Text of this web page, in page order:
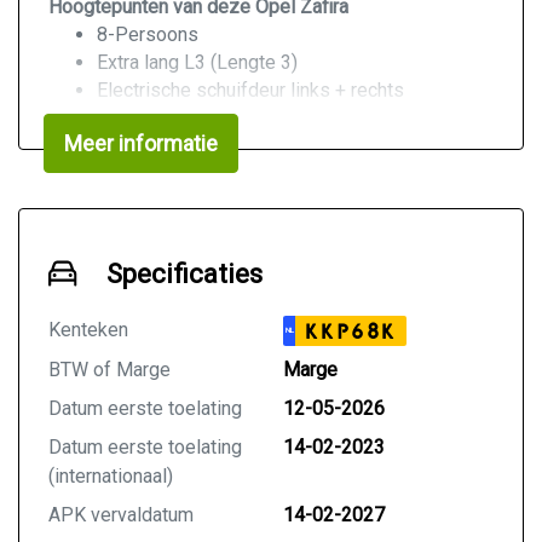
Hoogtepunten van deze Opel Zafira
8-Persoons
Extra lang L3 (Lengte 3)
Electrische schuifdeur links + rechts
Zwart lederen bekleding
Luxe captain chairs
Stoelverwarming
Grootste 75kWh accupakket
CCS Snelladen + 3-Fase 11KW lader
Grootscherm navigatie
Apple CarPlay & Android audio
360 graden camera
Parkeersensoren
Verkeersbord herkenning
Cruise control
100% Elektrisch
2 Sleutels
Meer informatie
Specificaties
Kenteken NL KKP68K
BTW of Marge
Marge
Datum eerste toelating
12-05-2026
Datum eerste toelating
(internationaal)
14-02-2023
APK vervaldatum
14-02-2027